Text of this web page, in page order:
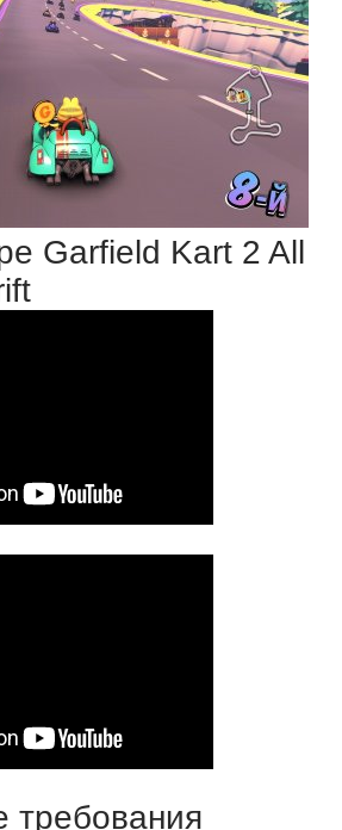
Garfield Kart 2 All
требования